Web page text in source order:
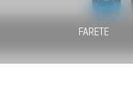
FARETE